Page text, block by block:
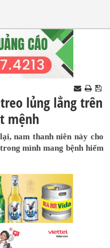
lủng lẳng trên
mệnh
nam thanh niên này cho
mình mang bệnh hiểm